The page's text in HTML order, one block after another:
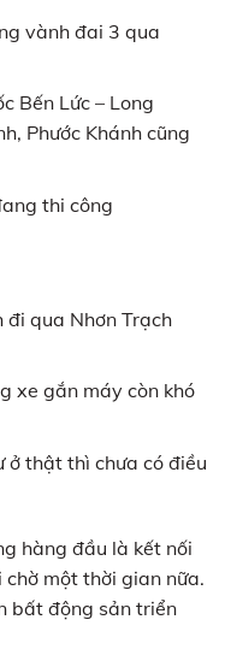
vành đai 3 qua
Bến Lức – Long
Phước Khánh cũng
thi công
đi qua Nhơn Trạch
xe gắn máy còn khó
ở thật thì chưa có điều
hàng đầu là kết nối
một thời gian nữa.
bất động sản triển